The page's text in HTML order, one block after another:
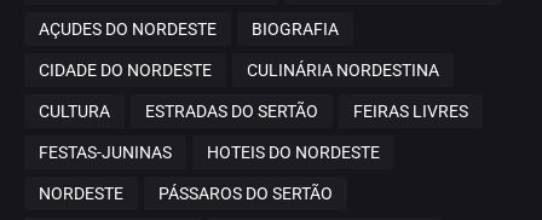
AÇUDES DO NORDESTE BIOGRAFIA
CIDADE DO NORDESTE CULINÁRIA NORDESTINA
CULTURA ESTRADAS DO SERTÃO FEIRAS LIVRES
FESTAS-JUNINAS HOTEIS DO NORDESTE
NORDESTE PÁSSAROS DO SERTÃO